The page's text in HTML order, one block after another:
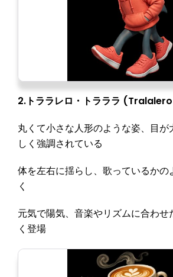
2.トララレロ・トラララ
丸くて小さな人形のような姿、目が
しく強調されている
体を左右に揺らし、歌っているかの
く
元気で陽気、音楽やリズムに合わせ
く登場